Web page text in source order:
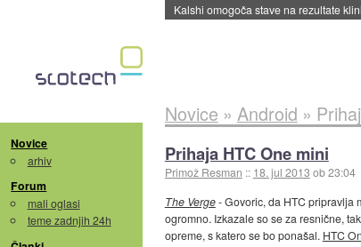
Sandisk že prodal več kot polovico
Novice
arhiv
Forum
mali oglasi
teme zadnjih 24h
Novice » Android »
Prihaja HTC One mini
Primož Resman :: 18. jul 2013 ob 23:04
The Verge- Govoric, da HTC pripravlja
ogromno. Izkazale so se za resnične,
opreme, s katero se bo ponašal. HTC